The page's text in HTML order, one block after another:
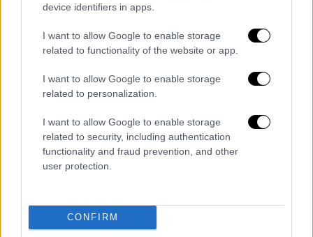
device identifiers in apps.
I want to allow Google to enable storage
related to functionality of the website or app.
I want to allow Google to enable storage
related to personalization.
I want to allow Google to enable storage
related to security, including authentication
functionality and fraud prevention, and other
user protection.
CONFIRM
Ράχες/lamiareport
ΟΛΕΣ ΟΙ ΕΙΔΗΣΕΙΣ
Σεισμός σε Τουρκία και Συρία: Μάχη με
το ψύχος και το χρόνο για την ανάσυρση
επιζώντων – Στους 4.825 οι νεκροί – Ο
τελευταίος απολογισμός
Αττική, Εύβοια - «Επικίνδυνα φαινόμενα-
περιορίστε τις μετακινήσεις»